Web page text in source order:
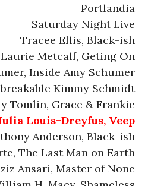
Portlandia
Saturday Night Live
Tracee Ellis, Black-ish
Laurie Metcalf, Geting On
Inside Amy Schumer
Kimmy Schmidt
Tomlin, Grace & Frankie
Louis-Dreyfus, Veep
Anderson, Black-ish
The Last Man on Earth
Ansari, Master of None